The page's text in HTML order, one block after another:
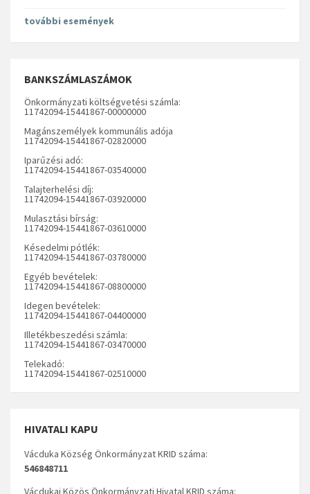
további események
BANKSZÁMLASZÁMOK
Önkormányzati költségvetési számla:
11742094-15441867-00000000
Magánszemélyek kommunális adója
11742094-15441867-02820000
Iparűzési adó:
11742094-15441867-03540000
Talajterhelési díj:
11742094-15441867-03920000
Mulasztási bírság:
11742094-15441867-03610000
Késedelmi pótlék:
11742094-15441867-03780000
Egyéb bevételek:
11742094-15441867-08800000
Idegen bevételek:
11742094-15441867-04400000
Illetékbeszedési számla:
11742094-15441867-03470000
Telekadó:
11742094-15441867-02510000
HIVATALI KAPU
Vácduka Község Önkormányzat KRID száma:
546848711
Vácdukai Közös Önkormányzati Hivatal KRID száma: